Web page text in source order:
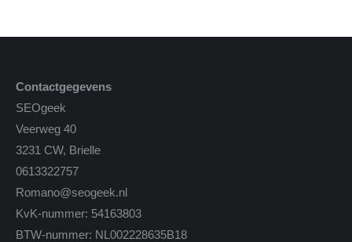
Contactgegevens
SEOgeek
Veerweg 40
3231 CW, Brielle
0613322757
Romano@seogeek.nl
KvK-nummer: 54163803
BTW-nummer: NL002228635B18